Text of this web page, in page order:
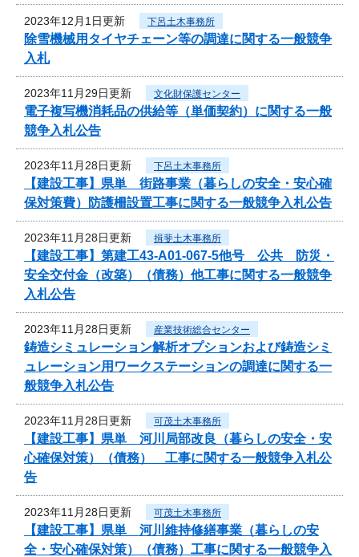
2023年12月1日更新 下呂土木事務所
除雪機械用タイヤチェーン等の調達に関する一般競争
入札
2023年11月29日更新 文化財保護センター
電子複写機消耗品の供給等（単価契約）に関する一般
競争入札公告
2023年11月28日更新 下呂土木事務所
【建設工事】県単 街路事業（暮らしの安全・安心確
保対策費）防護柵設置工事に関する一般競争入札公告
2023年11月28日更新 揖斐土木事務所
【建設工事】第建工43-A01-067-5他号 公共 防災・
安全交付金（改築）（債務）他工事に関する一般競争
入札公告
2023年11月28日更新 産業技術総合センター
鋳造シミュレーション解析オプションおよび鋳造シミ
ュレーション用ワークステーションの調達に関する一
般競争入札公告
2023年11月28日更新 可茂土木事務所
【建設工事】県単 河川局部改良（暮らしの安全・安
心確保対策）（債務） 工事に関する一般競争入札公
告
2023年11月28日更新 可茂土木事務所
【建設工事】県単 河川維持修繕事業（暮らしの安
全・安心確保対策）（債務）工事に関する一般競争入